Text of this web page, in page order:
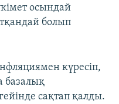
осындай
болып
күресіп,
базалық
сақтап қалды.